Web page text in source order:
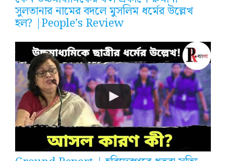
সুলতানার নামের বদলে মুসলিম ধর্মের উল্লেখ
হল? |People’s Review